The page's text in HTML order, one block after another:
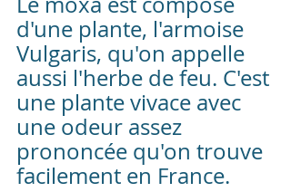
d'une plante, l'armoise
Vulgaris, qu'on appelle
aussi l'herbe de feu. C'est
une plante vivace avec
une odeur assez
prononcée qu'on trouve
facilement en France.